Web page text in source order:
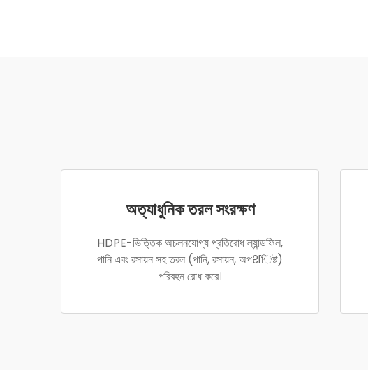
অত্যাধুনিক তরল সংরক্ষণ
HDPE-ভিত্তিক অচলনযোগ্য প্রতিরোধ ল্যান্ডফিল,
পানি এবং রসায়ন সহ তরল (পানি, রসায়ন, অপशিষ্ট)
পরিবহন রোধ করে।